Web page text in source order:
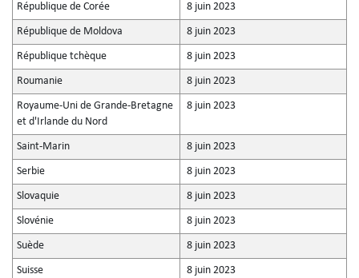
République de Corée 8 juin 2023
République de Moldova 8 juin 2023
République tchèque 8 juin 2023
Roumanie 8 juin 2023
Royaume-Uni de Grande-Bretagne
et d'Irlande du Nord
8 juin 2023
Saint-Marin 8 juin 2023
Serbie 8 juin 2023
Slovaquie 8 juin 2023
Slovénie 8 juin 2023
Suède 8 juin 2023
Suisse 8 juin 2023